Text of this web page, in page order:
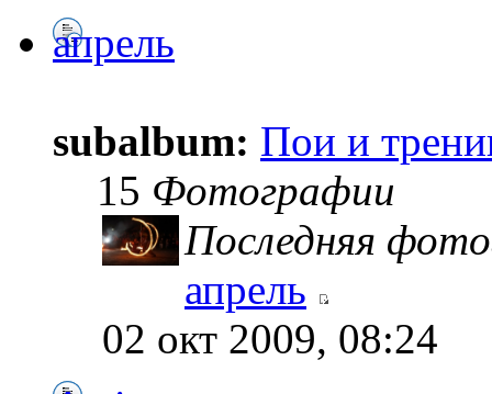
апрель
subalbum: Пои и
15 Фотографии
Последняя
апрель
02 окт 2009, 08:24